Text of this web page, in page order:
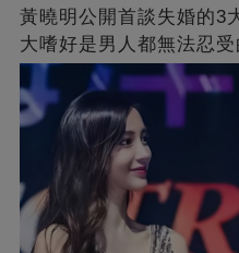
黃曉明公開首談失婚的3
大嗜好是男人都無法忍
不到那麼嚴重！